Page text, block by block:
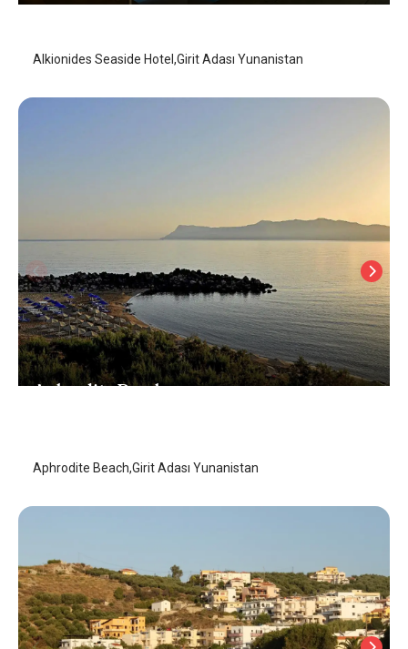
Alkionides Seaside Hotel,Girit Adası Yunanistan
Aphrodite Beach
Aphrodite Beach,Girit Adası Yunanistan